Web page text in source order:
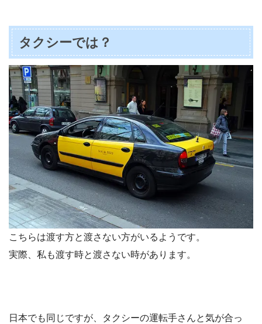
タクシーでは？
こちらは渡す方と渡さない方がいるようです。
実際、私も渡す時と渡さない時があります。
日本でも同じですが、タクシーの運転手さんと気が合っ